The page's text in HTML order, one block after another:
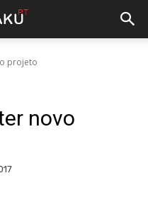
projeto
novo